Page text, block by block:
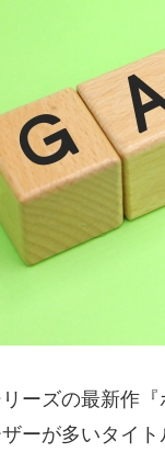
ーズの最新作
ーが多いタイト